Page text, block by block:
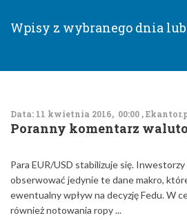
Wpisy z wybranego dnia
Data: 11 kwietnia 2016, 00:00 ,
Poranny komentarz
Para EUR/USD stabilizuje się.
obserwować jedynie te dane makro,
ewentualny wpływ na decyzję Fedu. W
również notowania ropy ...